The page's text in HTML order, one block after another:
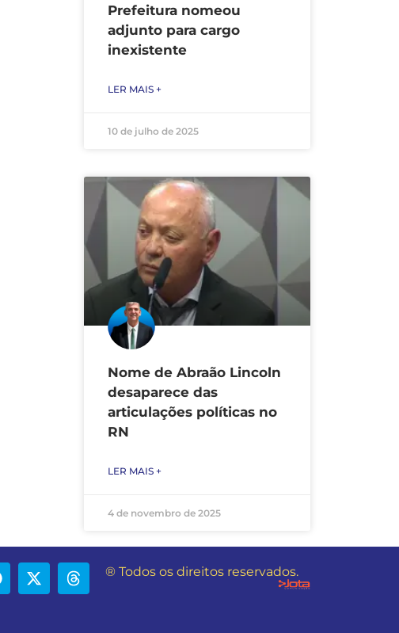
Prefeitura nomeou
adjunto para cargo
inexistente
LER MAIS +
10 de julho de 2025
Nome de Abraão Lincoln
desaparece das
articulações políticas no
RN
LER MAIS +
4 de novembro de 2025
® Todos os direitos reservados.